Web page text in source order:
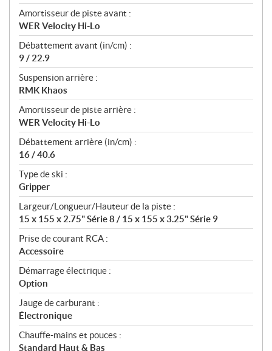
Amortisseur de piste avant :
WER Velocity Hi-Lo
Débattement avant (in/cm) :
9 / 22.9
Suspension arrière :
RMK Khaos
Amortisseur de piste arrière :
WER Velocity Hi-Lo
Débattement arrière (in/cm) :
16 / 40.6
Type de ski :
Gripper
Largeur/Longueur/Hauteur de la piste :
15 x 155 x 2.75" Série 8 / 15 x 155 x 3.25" Série 9
Prise de courant RCA :
Accessoire
Démarrage électrique :
Option
Jauge de carburant :
Électronique
Chauffe-mains et pouces :
Standard Haut & Bas